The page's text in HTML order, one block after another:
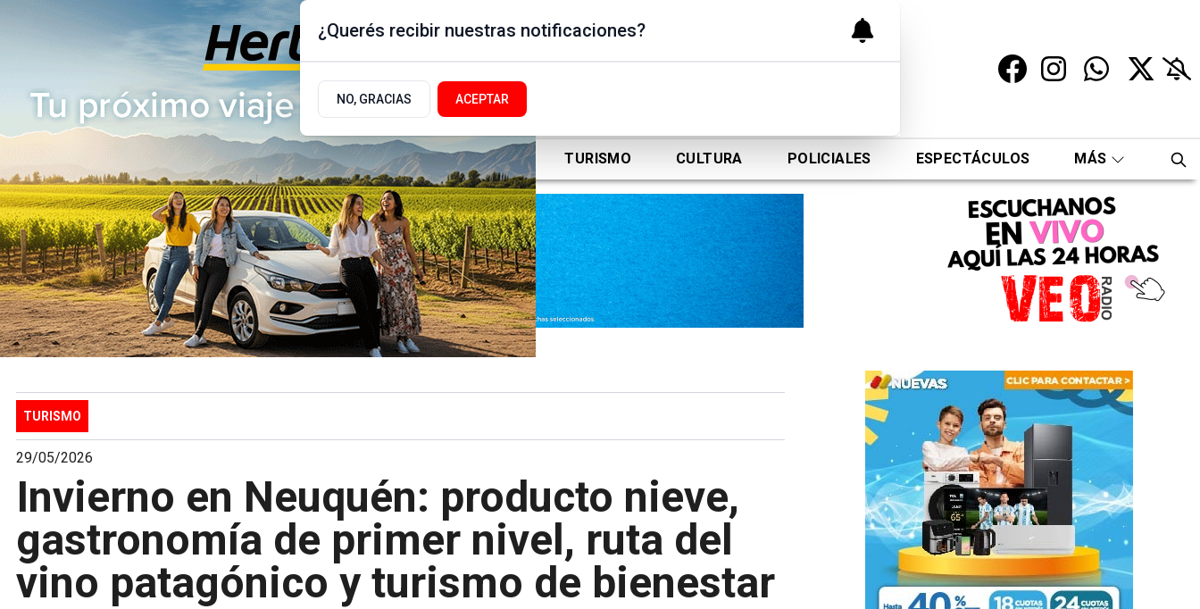
Jueves 6 de Agosto
de 2026
17.9ºc | Buenos Aires, AR
ACTUALIDAD POLÍTICA DEPORTES TURISMO CULTURA POLICIALES ESPECTÁCULOS MÁS
TURISMO
29/05/2026
Invierno en Neuquén: producto nieve,
gastronomía de primer nivel, ruta del
vino patagónico y turismo de bienestar
¿Querés recibir nuestras notificaciones?
NO, GRACIAS ACEPTAR